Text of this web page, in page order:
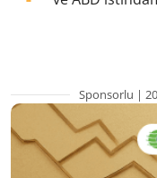
Sponsorlu |